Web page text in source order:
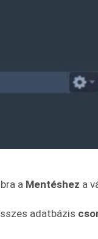
a Mentéshez a
adatbázis